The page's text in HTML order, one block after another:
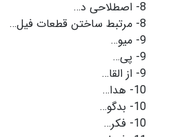
8- اصطلاحی د…
8- مرتبط ساختن قطعات فیل…
9- میو…
9- پی…
9- از القا…
10- هدا…
10- بدگو…
10- فکر…